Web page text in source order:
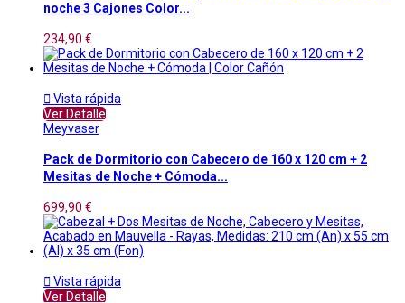
noche 3 Cajones Color...
234,90 €
 Vista rápida
Ver Detalle
Meyvaser
Pack de Dormitorio con Cabecero de 160 x 120 cm + 2
Mesitas de Noche + Cómoda...
699,90 €
 Vista rápida
Ver Detalle